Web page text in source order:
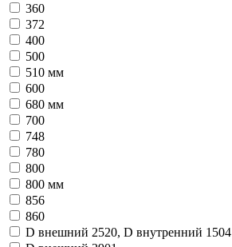
360
372
400
500
510 мм
600
680 мм
700
748
780
800
800 мм
856
860
D внешний 2520, D внутренний 1504